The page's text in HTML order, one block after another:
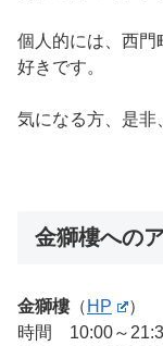
個人的には、西門
好きです。
気になる方、是非
金獅樓への
金獅樓 （ HP
）
時間 10:00～